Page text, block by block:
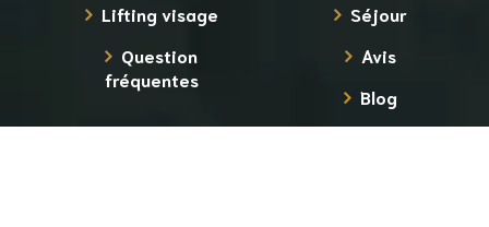
Lifting visage
Question
fréquentes
Séjour
Avis
Blog